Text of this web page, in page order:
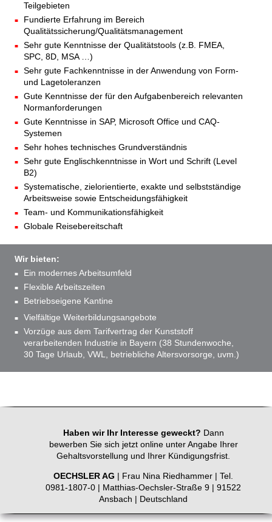
Teilgebieten
Fundierte Erfahrung im Bereich
Qualitätssicherung/Qualitätsmanagement
Sehr gute Kenntnisse der Qualitätstools (z.B. FMEA,
SPC, 8D, MSA …)
Sehr gute Fachkenntnisse in der Anwendung von Form-
und Lagetoleranzen
Gute Kenntnisse der für den Aufgabenbereich relevanten
Normanforderungen
Gute Kenntnisse in SAP, Microsoft Office und CAQ-
Systemen
Sehr hohes technisches Grundverständnis
Sehr gute Englischkenntnisse in Wort und Schrift (Level
B2)
Systematische, zielorientierte, exakte und selbstständige
Arbeitsweise sowie Entscheidungsfähigkeit
Team- und Kommunikationsfähigkeit
Globale Reisebereitschaft
Wir bieten:
Ein modernes Arbeitsumfeld
Flexible Arbeitszeiten
Betriebseigene Kantine
Vielfältige Weiterbildungsangebote
Vorzüge aus dem Tarifvertrag der Kunststoff
verarbeitenden Industrie in Bayern (38 Stundenwoche,
30 Tage Urlaub, VWL, betriebliche Altersvorsorge, uvm.)
Haben wir Ihr Interesse geweckt? Dann
bewerben Sie sich jetzt online unter Angabe Ihrer
Gehaltsvorstellung und Ihrer Kündigungsfrist.
OECHSLER AG | Frau Nina Riedhammer | Tel.
0981-1807-0 | Matthias-Oechsler-Straße 9 | 91522
Ansbach | Deutschland